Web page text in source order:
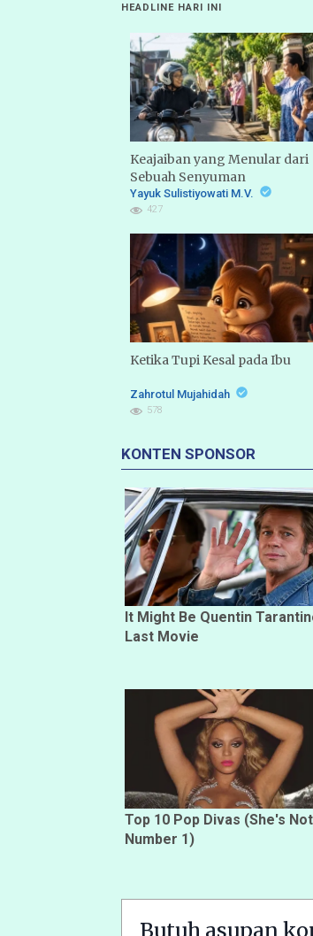
HEADLINE HARI INI
Keajaiban yang Menular dari
Sebuah Senyuman
Yayuk Sulistiyowati M.V.
427
Ketika Tupi Kesal pada Ibu
Zahrotul Mujahidah
578
KONTEN SPONSOR
It Might Be Quentin
Last Movie
Top 10 Pop Divas (She's Not
Number 1)
Butuh asupan